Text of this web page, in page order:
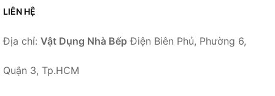
LIÊN HỆ
Địa chỉ: Vật Dụng Nhà Bếp Điện Biên Phủ, Phường 6,
Quận 3, Tp.HCM